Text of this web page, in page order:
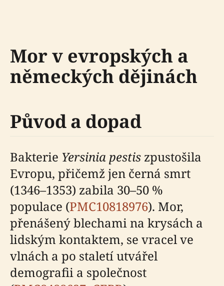
Mor v evropských a
německých dějinách
Původ a dopad
Bakterie Yersinia pestis zpustošila
Evropu, přičemž jen černá smrt
(1346–1353) zabila 30–50 %
populace (PMC10818976). Mor,
přenášený blechami na krysách a
lidským kontaktem, se vracel ve
vlnách a po staletí utvářel
demografii a společnost